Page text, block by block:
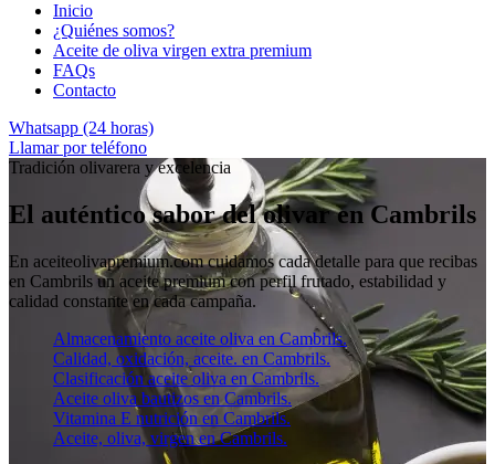
Inicio
¿Quiénes somos?
Aceite de oliva virgen extra premium
FAQs
Contacto
Whatsapp (24 horas)
Llamar por teléfono
Tradición olivarera y excelencia
El auténtico sabor del olivar en Cambrils
En aceiteolivapremium.com cuidamos cada detalle para que recibas
en Cambrils un aceite premium con perfil frutado, estabilidad y
calidad constante en cada campaña.
Almacenamiento aceite oliva en Cambrils.
Calidad, oxidación, aceite. en Cambrils.
Clasificación aceite oliva en Cambrils.
Aceite oliva bautizos en Cambrils.
Vitamina E nutrición en Cambrils.
Aceite, oliva, virgen en Cambrils.